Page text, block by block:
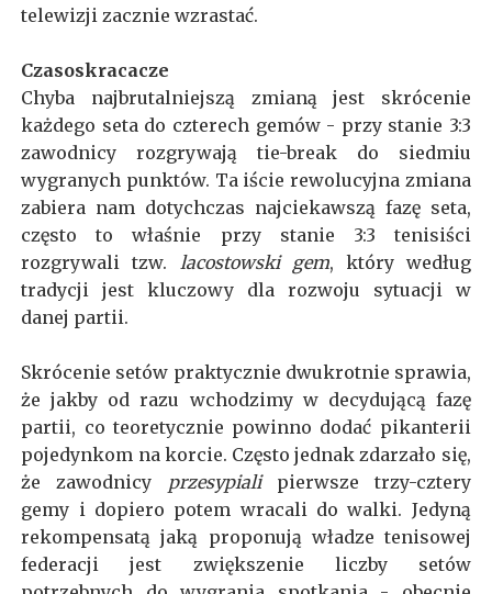
telewizji zacznie wzrastać.
Czasoskracacze
Chyba najbrutalniejszą zmianą jest skrócenie
każdego seta do czterech gemów - przy stanie 3:3
zawodnicy rozgrywają tie-break do siedmiu
wygranych punktów. Ta iście rewolucyjna zmiana
zabiera nam dotychczas najciekawszą fazę seta,
często to właśnie przy stanie 3:3 tenisiści
rozgrywali tzw.
lacostowski gem, który według
tradycji jest kluczowy dla rozwoju sytuacji w
danej partii.
Skrócenie setów praktycznie dwukrotnie sprawia,
że jakby od razu wchodzimy w decydującą fazę
partii, co teoretycznie powinno dodać pikanterii
pojedynkom na korcie. Często jednak zdarzało się,
że zawodnicy
przesypiali pierwsze trzy-cztery
gemy i dopiero potem wracali do walki. Jedyną
rekompensatą jaką proponują władze tenisowej
federacji jest zwiększenie liczby setów